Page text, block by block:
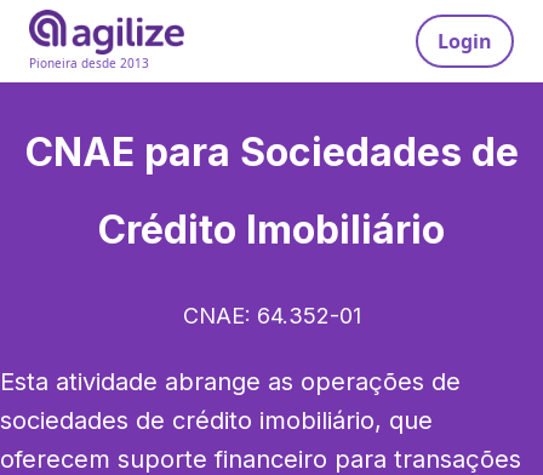
Pioneira desde 2013
Login
CNAE para Sociedades de
Crédito Imobiliário
CNAE: 64.352-01
Esta atividade abrange as operações de
sociedades de crédito imobiliário, que
oferecem suporte financeiro para transações